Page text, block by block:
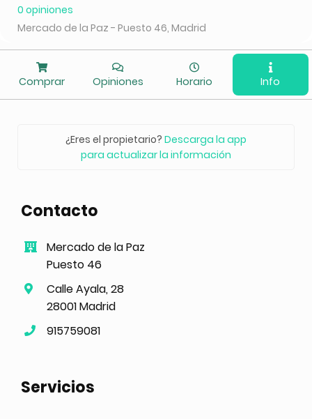
0 opiniones
Mercado de la Paz - Puesto 46, Madrid
Comprar Opiniones Horario Info
¿Eres el propietario? Descarga la app
para actualizar la información
Contacto
Mercado de la Paz
Puesto 46
Calle Ayala, 28
28001 Madrid
915759081
Servicios